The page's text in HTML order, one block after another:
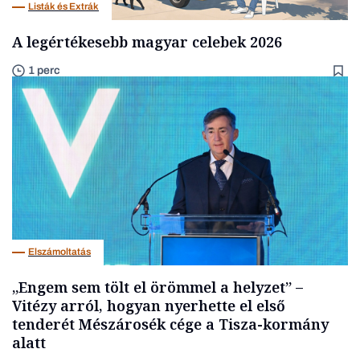
Listák és Extrák
A legértékesebb magyar celebek 2026
1 perc
Elszámoltatás
„Engem sem tölt el örömmel a helyzet” –
Vitézy arról, hogyan nyerhette el első
tenderét Mészárosék cége a Tisza-kormány
alatt